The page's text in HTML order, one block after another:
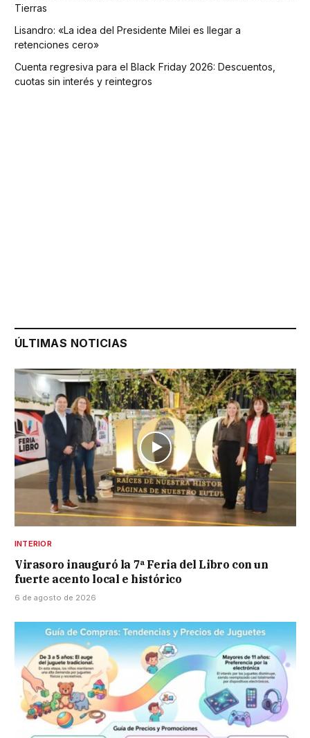
Tierras
Lisandro: «La idea del Presidente Milei es llegar a
retenciones cero»
Cuenta regresiva para el Black Friday 2026: Descuentos,
cuotas sin interés y reintegros
ÚLTIMAS NOTICIAS
INTERIOR
Virasoro inauguró la 7ª Feria del Libro con un
fuerte acento local e histórico
6 de agosto de 2026